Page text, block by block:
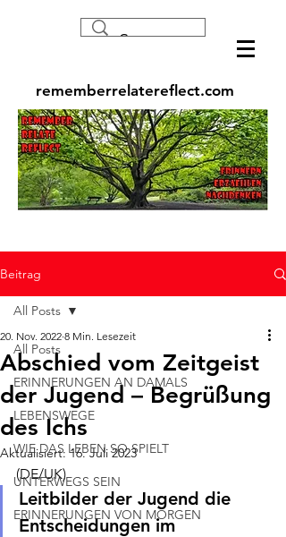
rememberrelatereflect.com
Beitrag
All Posts
ERINNERUNGEN AN DAMALS
LEBENSWEGE
WIE DAS LEBEN SO SPIELT
UNTERWEGS SEIN
ERINNERUNGEN VON MORGEN
All Posts
Abschied vom Zeitgeist
der Jugend – Begrüßung
des Ichs
20. Nov. 2022 8 Min. Lesezeit
Aktualisiert:16. Juli 2023
(DE/UK)
Leitbilder der Jugend die
Entscheidungen im